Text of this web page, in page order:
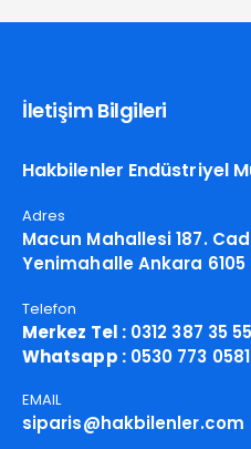
İletişim Bilgileri
Hakbilenler Endüstriyel
Adres
Macun Mahallesi 187.
Yenimahalle Ankara 6105
Telefon
Merkez Tel :0312 387 35 55
Whatsapp :0530 773 0581
EMAIL
siparis@hakbilenler.com